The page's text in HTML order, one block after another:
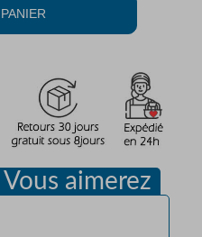
Vous aimerez